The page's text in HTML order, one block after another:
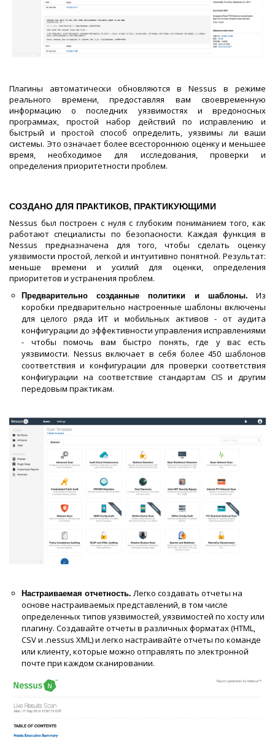
Плагины автоматически обновляются в Nessus в режиме
реального времени, предоставляя вам своевременную
информацию о последних уязвимостях и вредоносных
программах, простой набор действий по исправлению и
быстрый и простой способ определить, уязвимы ли ваши
системы. Это означает более всестороннюю оценку и меньшее
время, необходимое для исследования, проверки и
определения приоритетности проблем.
СОЗДАНО ДЛЯ ПРАКТИКОВ, ПРАКТИКУЮЩИМИ
Nessus был построен с нуля с глубоким пониманием того, как
работают специалисты по безопасности. Каждая функция в
Nessus предназначена для того, чтобы сделать оценку
уязвимости простой, легкой и интуитивно понятной. Результат:
меньше времени и усилий для оценки, определения
приоритетов и устранения проблем.
Предварительно созданные политики и шаблоны.
Из
коробки предварительно настроенные шаблоны включены
для целого ряда ИТ и мобильных активов - от аудита
конфигурации до эффективности управления исправлениями
- чтобы помочь вам быстро понять, где у вас есть
уязвимости. Nessus включает в себя более 450 шаблонов
соответствия и конфигурации для проверки соответствия
конфигурации на соответствие стандартам CIS и другим
передовым практикам.
Настраиваемая отчетность. Легко создавать отчеты на
основе настраиваемых представлений, в том числе
определенных типов уязвимостей, уязвимостей по хосту или
плагину. Создавайте отчеты в различных форматах (HTML,
CSV и .nessus XML) и легко настраивайте отчеты по команде
или клиенту, которые можно отправлять по электронной
почте при каждом сканировании.